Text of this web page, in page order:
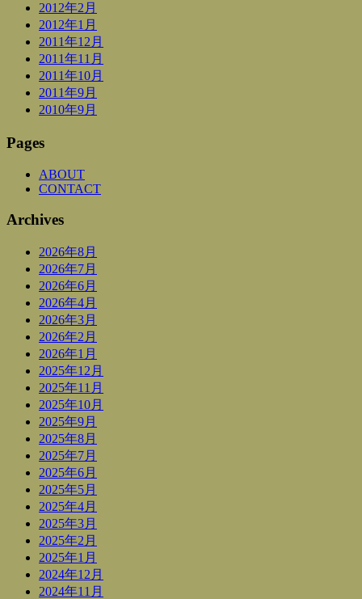
2012年2月
2012年1月
2011年12月
2011年11月
2011年10月
2011年9月
2010年9月
Pages
ABOUT
CONTACT
Archives
2026年8月
2026年7月
2026年6月
2026年4月
2026年3月
2026年2月
2026年1月
2025年12月
2025年11月
2025年10月
2025年9月
2025年8月
2025年7月
2025年6月
2025年5月
2025年4月
2025年3月
2025年2月
2025年1月
2024年12月
2024年11月